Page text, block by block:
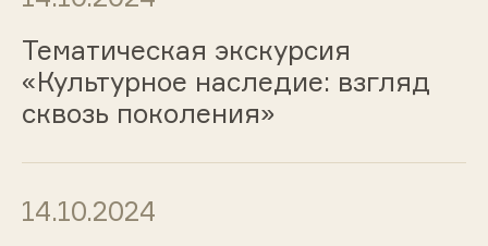
Тематическая экскурсия
«Культурное наследие: взгляд
сквозь поколения»
14.10.2024